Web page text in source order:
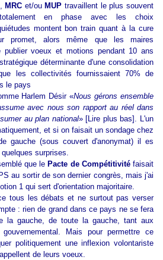
MRC et/ou MUP travaillent le plus souvent
en phase avec les choix
montent bon train quant à la cure
promet, alors même que les maires
voeux et motions pendant 10 ans
déterminante d'une consolidation
les collectivités fournissaient 70% de
le pays
Harlem Désir «Nous gérons ensemble
avec nous son rapport au réel dans
au plan national» [Lire plus bas]. L'un
et si on faisait un sondage chez
gauche (sous couvert d'anonymat) il es
surprises.
que le Pacte de Compétitivitéfaisait
au sortir de son dernier congrès, mais j'ai
1 qui sert d'orientation majoritaire.
tous les débats et ne surtout pas verser
: rien de grand dans ce pays ne se fera
la gauche, de toute la gauche, tant aux
Mais pour permettre ce
politiquement une inflexion volontariste
de leurs voeux.